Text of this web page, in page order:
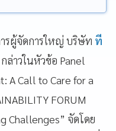
รผู้จัดการใหญ่ บริษัท ที
กล่าวในหัวข้อ Panel
A Call to Care for a
FORUM
Challenges” จัดโดย